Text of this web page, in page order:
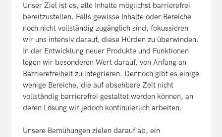
Unser Ziel ist es, alle Inhalte möglichst barrierefrei
bereitzustellen. Falls gewisse Inhalte oder Bereiche
noch nicht vollständig zugänglich sind, fokussieren
wir uns intensiv darauf, diese Hürden zu überwinden.
In der Entwicklung neuer Produkte und Funktionen
legen wir besonderen Wert darauf, von Anfang an
Barrierefreiheit zu integrieren. Dennoch gibt es einige
wenige Bereiche, die auf absehbare Zeit nicht
vollständig barrierefrei gestaltet werden können, an
deren Lösung wir jedoch kontinuierlich arbeiten.
Unsere Bemühungen zielen darauf ab, ein